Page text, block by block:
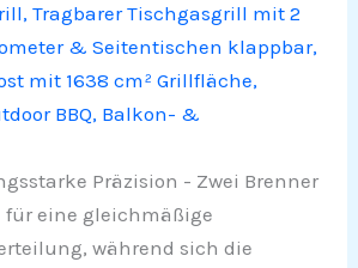
Tragbarer Tischgasgrill mit 2
& Seitentischen klappbar,
mit 1638 cm² Grillfläche,
BBQ, Balkon- &
Präzision - Zwei Brenner
für eine gleichmäßige
während sich die